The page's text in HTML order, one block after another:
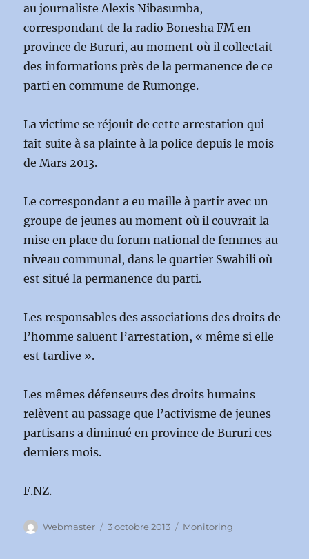
au journaliste Alexis Nibasumba,
correspondant de la radio Bonesha FM en
province de Bururi, au moment où il collectait
des informations près de la permanence de ce
parti en commune de Rumonge.
La victime se réjouit de cette arrestation qui
fait suite à sa plainte à la police depuis le mois
de Mars 2013.
Le correspondant a eu maille à partir avec un
groupe de jeunes au moment où il couvrait la
mise en place du forum national de femmes au
niveau communal, dans le quartier Swahili où
est situé la permanence du parti.
Les responsables des associations des droits de
l’homme saluent l’arrestation, « même si elle
est tardive ».
Les mêmes défenseurs des droits humains
relèvent au passage que l’activisme de jeunes
partisans a diminué en province de Bururi ces
derniers mois.
F.NZ.
Auteur
Webmaster
Publié
3 octobre 2013 Catégories
Monitoring